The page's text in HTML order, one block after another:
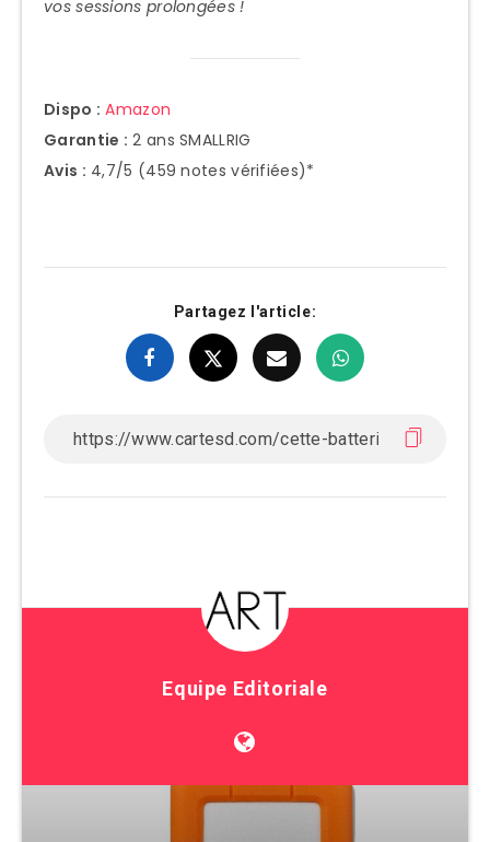
vos sessions prolongées !
Dispo : Amazon
Garantie : 2 ans SMALLRIG
Avis : 4,7/5 (459 notes vérifiées)*
Partagez l'article:
Equipe Editoriale